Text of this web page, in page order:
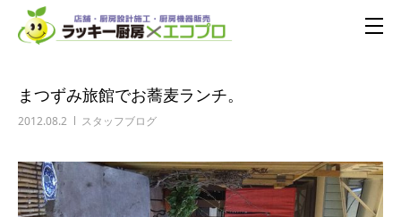
まつずみ旅館でお蕎麦ランチ。
2012.08.2 スタッフブログ